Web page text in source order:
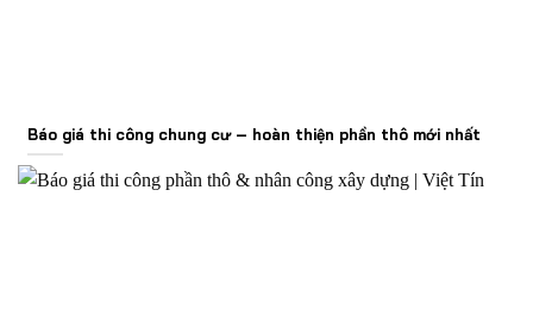
Báo giá thi công chung cư – hoàn thiện phần thô mới nhất